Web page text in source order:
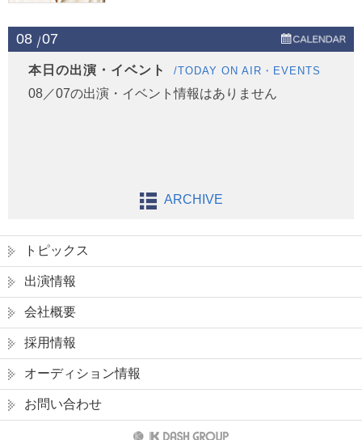
08 07
本日の出演・イベント /TODAY ON AIR・EVENTS
08／07の出演・イベント情報はありません
ARCHIVE
トピックス
出演情報
会社概要
採用情報
オーディション情報
お問い合わせ